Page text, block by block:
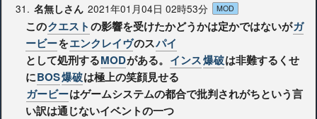
31. 名無しさん 2021年01月04日 02時53分 MOD
このクエストの影響を受けたかどうかは定かではないがガ
ービーをエンクレイヴのスパイ
として処刑するMODがある。 インス爆破は非難するくせ
にBOS爆破は極上の笑顔見せる
ガービーはゲームシステムの都合で批判されがちという言
い訳は通じないイベントの一つ